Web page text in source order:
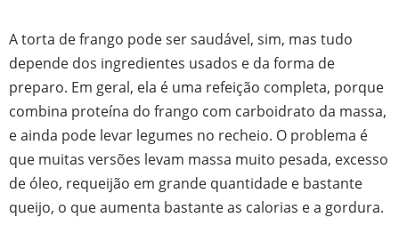
A torta de frango pode ser saudável, sim, mas tudo
depende dos ingredientes usados e da forma de
preparo. Em geral, ela é uma refeição completa, porque
combina proteína do frango com carboidrato da massa,
e ainda pode levar legumes no recheio. O problema é
que muitas versões levam massa muito pesada, excesso
de óleo, requeijão em grande quantidade e bastante
queijo, o que aumenta bastante as calorias e a gordura.